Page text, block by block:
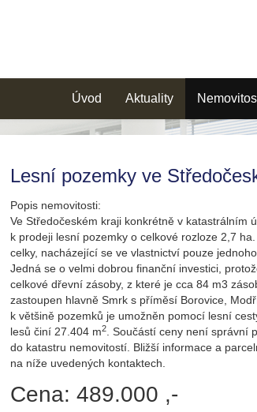
Úvod Aktuality
Lesní pozemky ve
Popis nemovitosti:
Ve Středočeském kraji konkrétně v katastrálním
k prodeji lesní pozemky o celkové rozloze 2,7
celky, nacházející se ve vlastnictví pouze
Jedná se o velmi dobrou finanční investici,
celkové dřevní zásoby, z které je cca 84 m3
zastoupen hlavně Smrk s příměsí Borovice,
k většině pozemků je umožněn pomocí lesní
lesů činí 27.404 m2
. Součástí ceny není správní
do katastru nemovitostí. Bližší informace a
na níže uvedených kontaktech.
Cena: 489.000 ,-